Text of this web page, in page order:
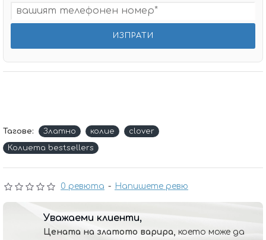
0 ревюта - Напишете ревю
Тагове: Златно колие
clover
Колиета bestsellers
Уважаеми клиенти,
Цената на златото варира, което може да